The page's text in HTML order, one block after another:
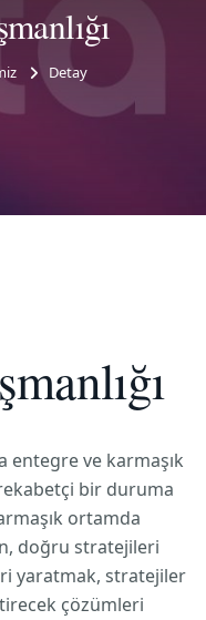
Detay
entegre ve karmaşık
bir duruma
ortamda
doğru stratejileri
yaratmak, stratejiler
çözümleri